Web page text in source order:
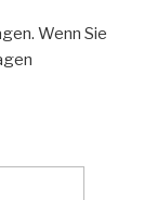
Wenn Sie